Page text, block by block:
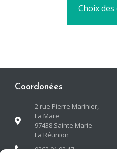
Choix
Coordonées
2 rue Pierre Marinier,
La Mare
97438 Sainte Marie
La Réunion
0262 01 02 17